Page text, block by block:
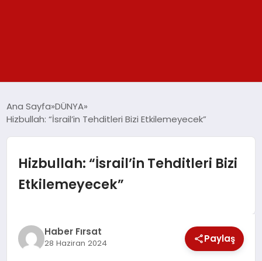
YAŞAM
TEKNOLOJİ
EKONOMİ
Ana Sayfa DÜNYA
Hizbullah: “İsrail’in Tehditleri Bizi Etkilemeyecek”
Hizbullah: “İsrail’in Tehditleri Bizi
Etkilemeyecek”
Haber Fırsat
28 Haziran 2024 Paylaş